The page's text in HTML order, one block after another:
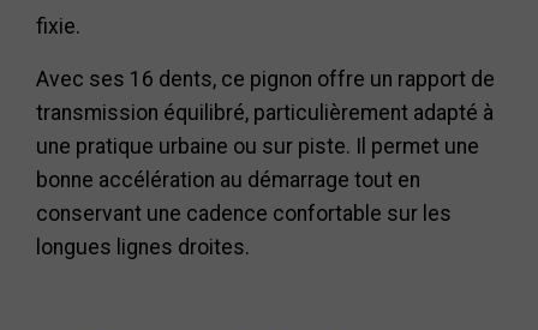
fixie.
Avec ses 16 dents, ce pignon offre un rapport de
transmission équilibré, particulièrement adapté à
une pratique urbaine ou sur piste. Il permet une
bonne accélération au démarrage tout en
conservant une cadence confortable sur les
longues lignes droites.